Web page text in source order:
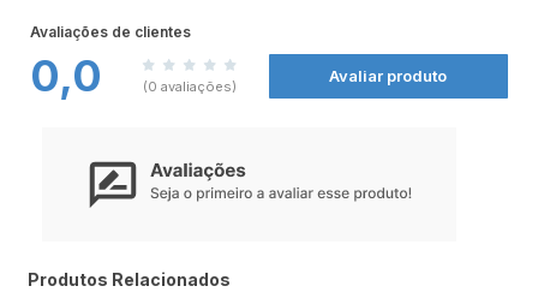
perfumada e macia, promovendo um bem-estar duradouro. Transforme sua
rotina de cuidados em um ritual de indulgência com este sabonete.
Avaliações de clientes
0,0 (0 avaliações)
Avaliar produto
Produtos Relacionados